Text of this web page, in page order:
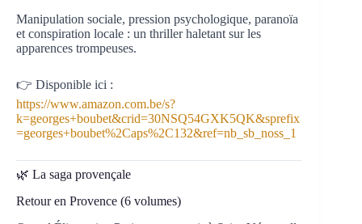
Manipulation sociale, pression psychologique, paranoïa
et conspiration locale : un thriller haletant sur les
apparences trompeuses.
👉 Disponible ici :
https://www.amazon.com.be/s?
k=georges+boubet&crid=30NSQ54GXK5QK&sprefix
=georges+boubet%2Caps%2C132&ref=nb_sb_noss_1
🌿 La saga provençale
Retour en Provence (6 volumes)